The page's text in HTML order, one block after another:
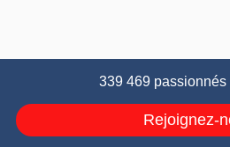
339 469 passionnés
Rejoignez-